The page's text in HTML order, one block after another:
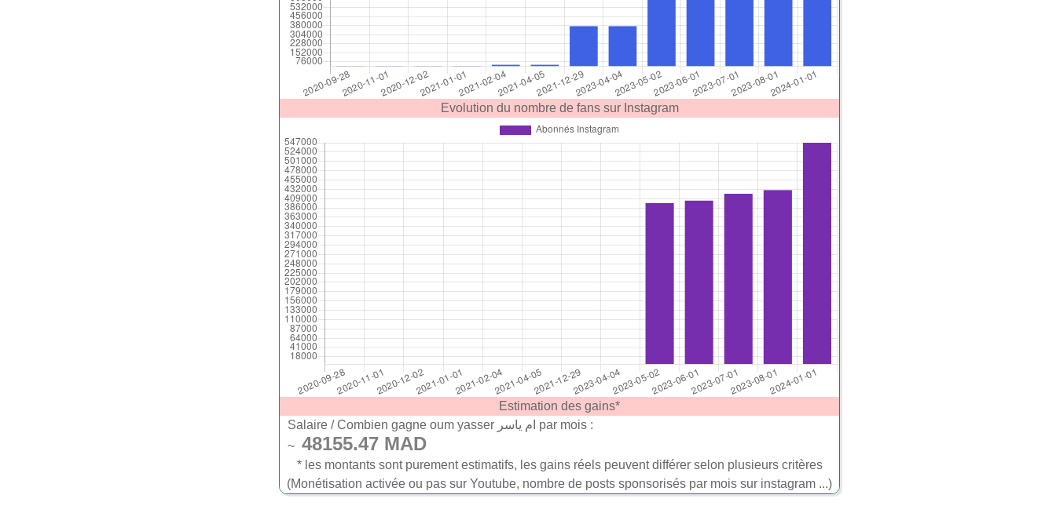
Evolution du nombre de fans sur Instagram
Estimation des gains*
Salaire / Combien gagne oum yasser ام ياسر par mois :
~ 48155.47 MAD
* les montants sont purement estimatifs, les gains réels peuvent différer selon plusieurs critères
(Monétisation activée ou pas sur Youtube, nombre de posts sponsorisés par mois sur instagram ...)